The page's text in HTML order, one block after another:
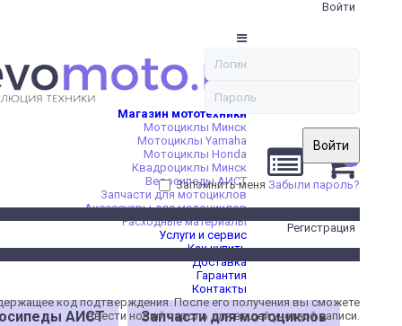
Войти
Войти
Запомнить меня Забыли пароль?
Регистрация
код подтверждения. После его получения вы сможете
ввести новый пароль для вашей учетной записи.
Магазин мототехники
Мотоциклы Минск
Мотоциклы Yamaha
Мотоциклы Honda
Квадроциклы Минск
Велосипеды АИСТ
Запчасти для мотоциклов
Аксессуары для мотоциклов
Расходные материалы
Услуги и сервис
Как купить
Доставка
Гарантия
Контакты
АИСТ Запчасти для мотоциклов